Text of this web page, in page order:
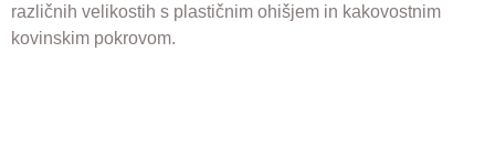
različnih velikostih s plastičnim ohišjem in kakovostnim
kovinskim pokrovom.